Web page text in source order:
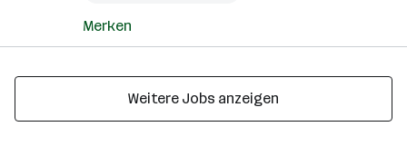
Merken
Weitere Jobs anzeigen